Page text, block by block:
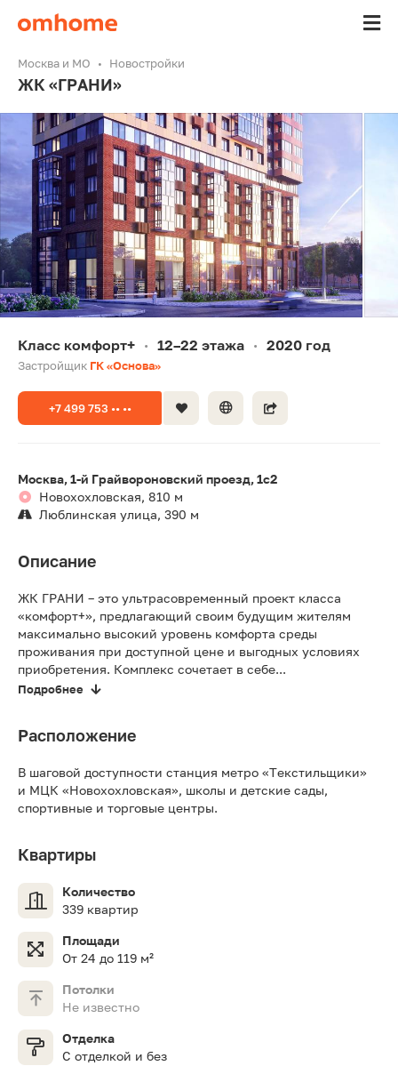
Москва и МО Новостройки
ЖК «ГРАНИ»
Класс комфорт+ • 12–22 этажа • 2020 год
Застройщик ГК «Основа»
+7 499 753 •• ••
Москва, 1-й Грайвороновский проезд, 1с2
Новохохловская, 810 м
Люблинская улица, 390 м
Описание
ЖК ГРАНИ – это ультрасовременный проект класса
«комфорт+», предлагающий своим будущим жителям
максимально высокий уровень комфорта среды
проживания при доступной цене и выгодных условиях
приобретения. Комплекс сочетает в себе...
Подробнее
Расположение
В шаговой доступности станция метро «Текстильщики»
и МЦК «Новохохловская», школы и детские сады,
спортивные и торговые центры.
Квартиры
Количество
339 квартир
Площади
От 24 до 119 м²
Потолки
Не известно
Отделка
С отделкой и без